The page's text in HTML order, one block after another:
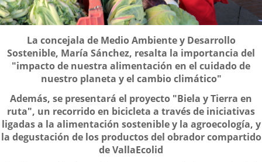
Descripción
La concejala de Medio Ambiente y Desarrollo
Sostenible, María Sánchez, resalta la importancia del
"impacto de nuestra alimentación en el cuidado de
nuestro planeta y el cambio climático"
Además, se presentará el proyecto "Biela y Tierra en
ruta", un recorrido en bicicleta a través de iniciativas
ligadas a la alimentación sostenible y la agroecología, y
la degustación de los productos del obrador compartido
de VallaEcolid